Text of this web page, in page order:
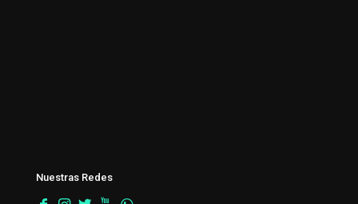
Nuestras Redes